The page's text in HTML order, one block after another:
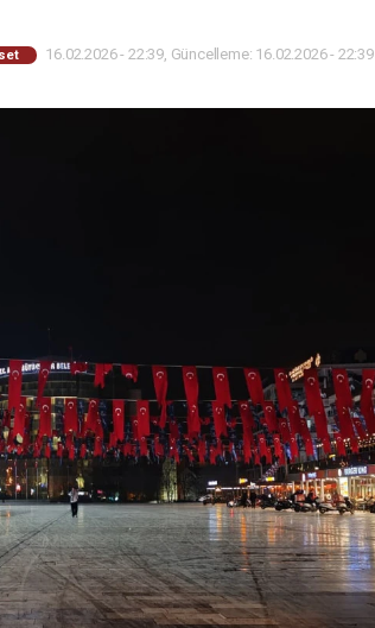
16.02.2026 - 22:39, Güncelleme: 16.02.2026 - 22:39